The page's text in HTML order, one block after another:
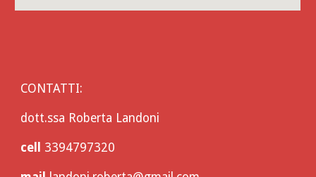
CONTATTI:
dott.ssa Roberta Landoni
cell 3394797320